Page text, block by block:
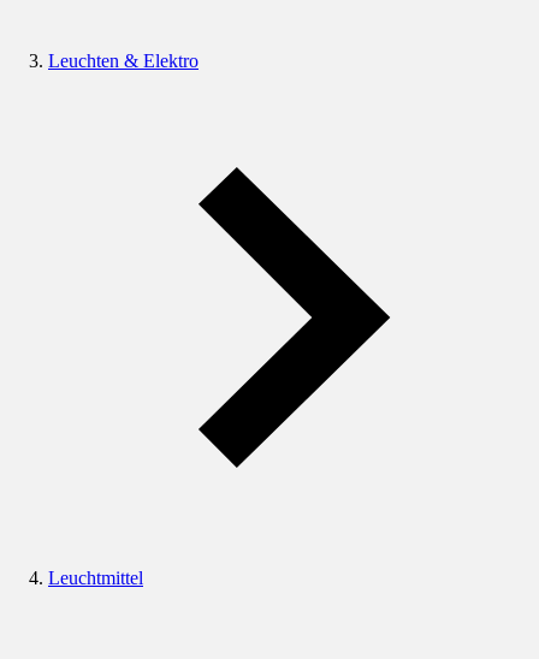
Leuchten & Elektro
Leuchtmittel